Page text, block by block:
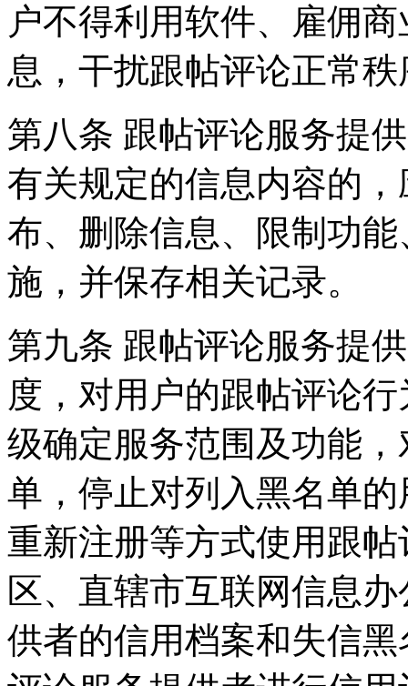
户不得利用软件、雇佣
息，干扰跟帖评论正常
第八条 跟帖评论服务提
有关规定的信息内容的
布、删除信息、限制功
施，并保存相关记录。
第九条 跟帖评论服务提
度，对用户的跟帖评论
级确定服务范围及功能
单，停止对列入黑名单
重新注册等方式使用跟
区、直辖市互联网信息
供者的信用档案和失信